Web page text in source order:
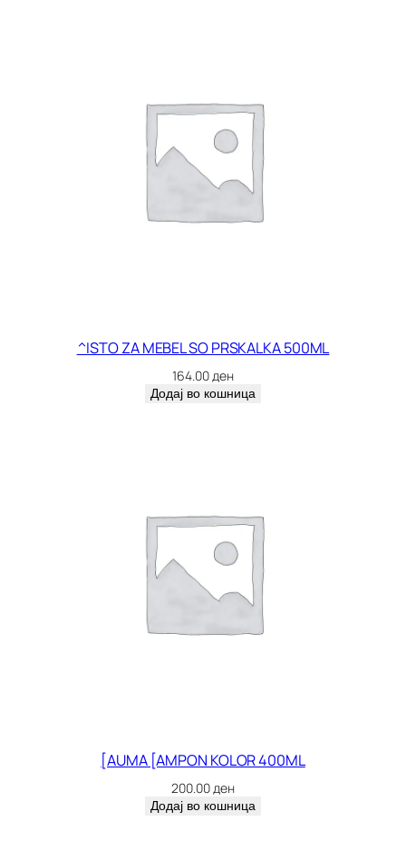
^ISTO ZA MEBEL SO PRSKALKA 500ML
164.00ден
Додај во кошница
[AUMA [AMPON KOLOR 400ML
200.00ден
Додај во кошница